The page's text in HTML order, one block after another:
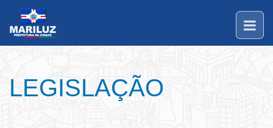
LEGISLAÇÃO